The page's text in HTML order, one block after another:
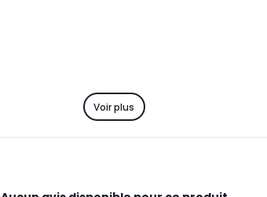
Voir plus